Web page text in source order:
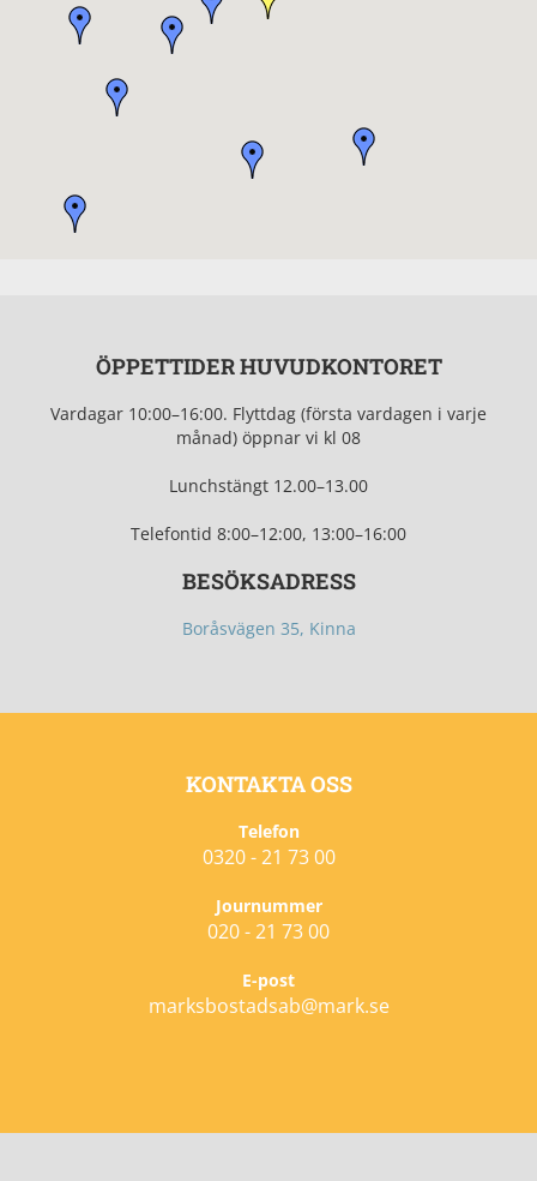
ÖPPETTIDER HUVUDKONTORET
Vardagar 10:00–16:00. Flyttdag (första vardagen i varje
månad) öppnar vi kl 08
Lunchstängt 12.00–13.00
Telefontid 8:00–12:00, 13:00–16:00
BESÖKSADRESS
Boråsvägen 35, Kinna
KONTAKTA OSS
Telefon
0320 - 21 73 00
Journummer
020 - 21 73 00
E-post
marksbostadsab@mark.se